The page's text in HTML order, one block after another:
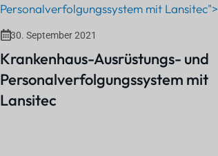
Personalverfolgungssystem mit Lansitec">
30. September 2021
Krankenhaus-Ausrüstungs- und
Personalverfolgungssystem mit
Lansitec